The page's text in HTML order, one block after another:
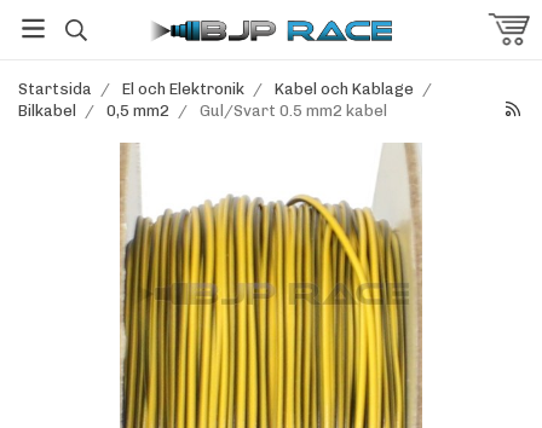
Startsida / El och Elektronik / Kabel och Kablage /
Bilkabel
/ 0,5 mm2 / Gul/Svart 0.5 mm2 kabel